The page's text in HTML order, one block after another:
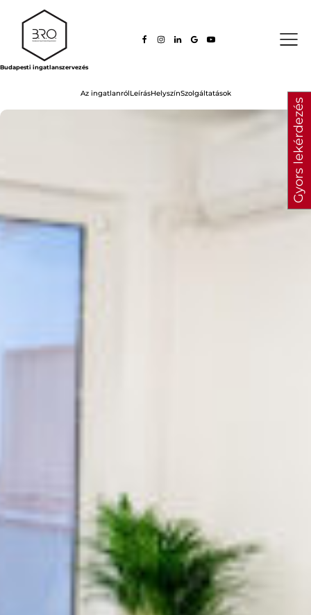
Budapesti ingatlanszervezés
Az ingatlanrólLeírásHelyszínSzolgáltatások
Gyors lekérdezés